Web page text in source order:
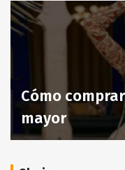
Cómo
mayor